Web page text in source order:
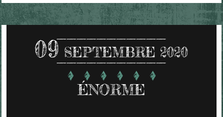
09 SEPTEMBRE 2020
ÉNORME